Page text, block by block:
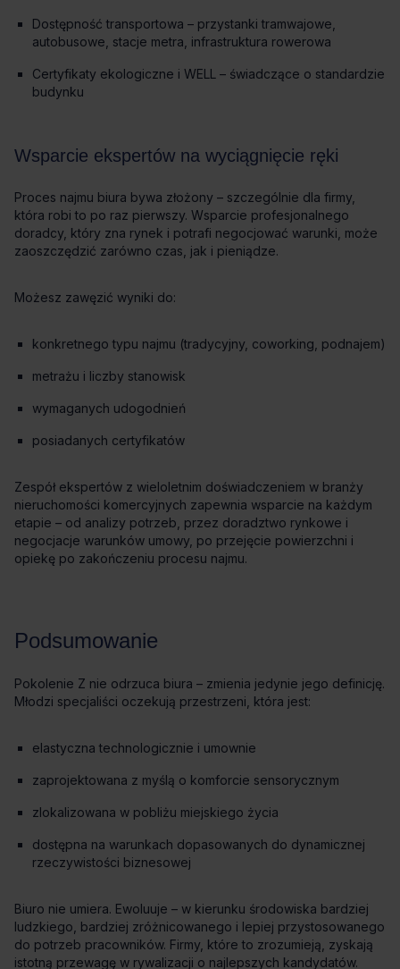
Dostępność transportowa – przystanki tramwajowe,
autobusowe, stacje metra, infrastruktura rowerowa
Certyfikaty ekologiczne i WELL – świadczące o standardzie
budynku
konkretnego typu najmu (tradycyjny, coworking, podnajem)
metrażu i liczby stanowisk
wymaganych udogodnień
posiadanych certyfikatów
elastyczna technologicznie i umownie
zaprojektowana z myślą o komforcie sensorycznym
zlokalizowana w pobliżu miejskiego życia
dostępna na warunkach dopasowanych do dynamicznej
rzeczywistości biznesowej